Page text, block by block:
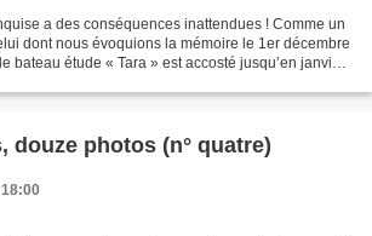
a des conséquences inattendues ! Comme un
dont nous évoquions la mémoire le 1er décembre
bateau étude « Tara » est accosté jusqu’en janvier
douze photos (n° quatre)